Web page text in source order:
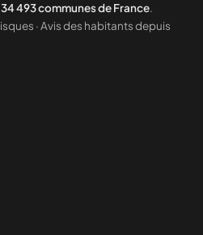
34 493 communes de France.
· Avis des habitants depuis